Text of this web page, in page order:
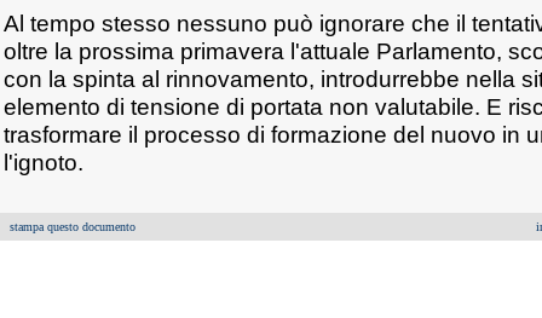
Al tempo stesso nessuno può ignorare che il
oltre la prossima primavera l'attuale Parlamento,
con la spinta al rinnovamento, introdurrebbe nella
elemento di tensione di portata non valutabile. E
trasformare il processo di formazione del nuovo in
l'ignoto.
stampa questo documento